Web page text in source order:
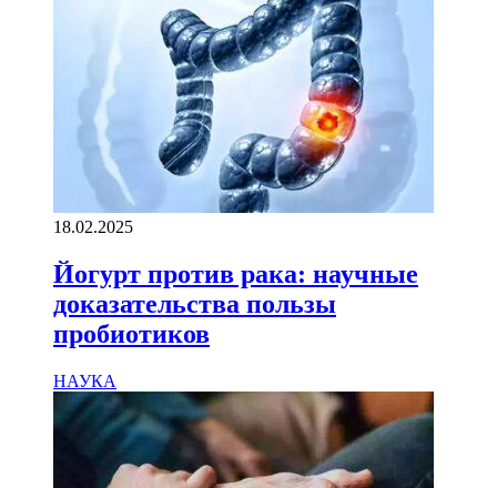
18.02.2025
Йогурт против рака: научные
доказательства пользы
пробиотиков
НАУКА